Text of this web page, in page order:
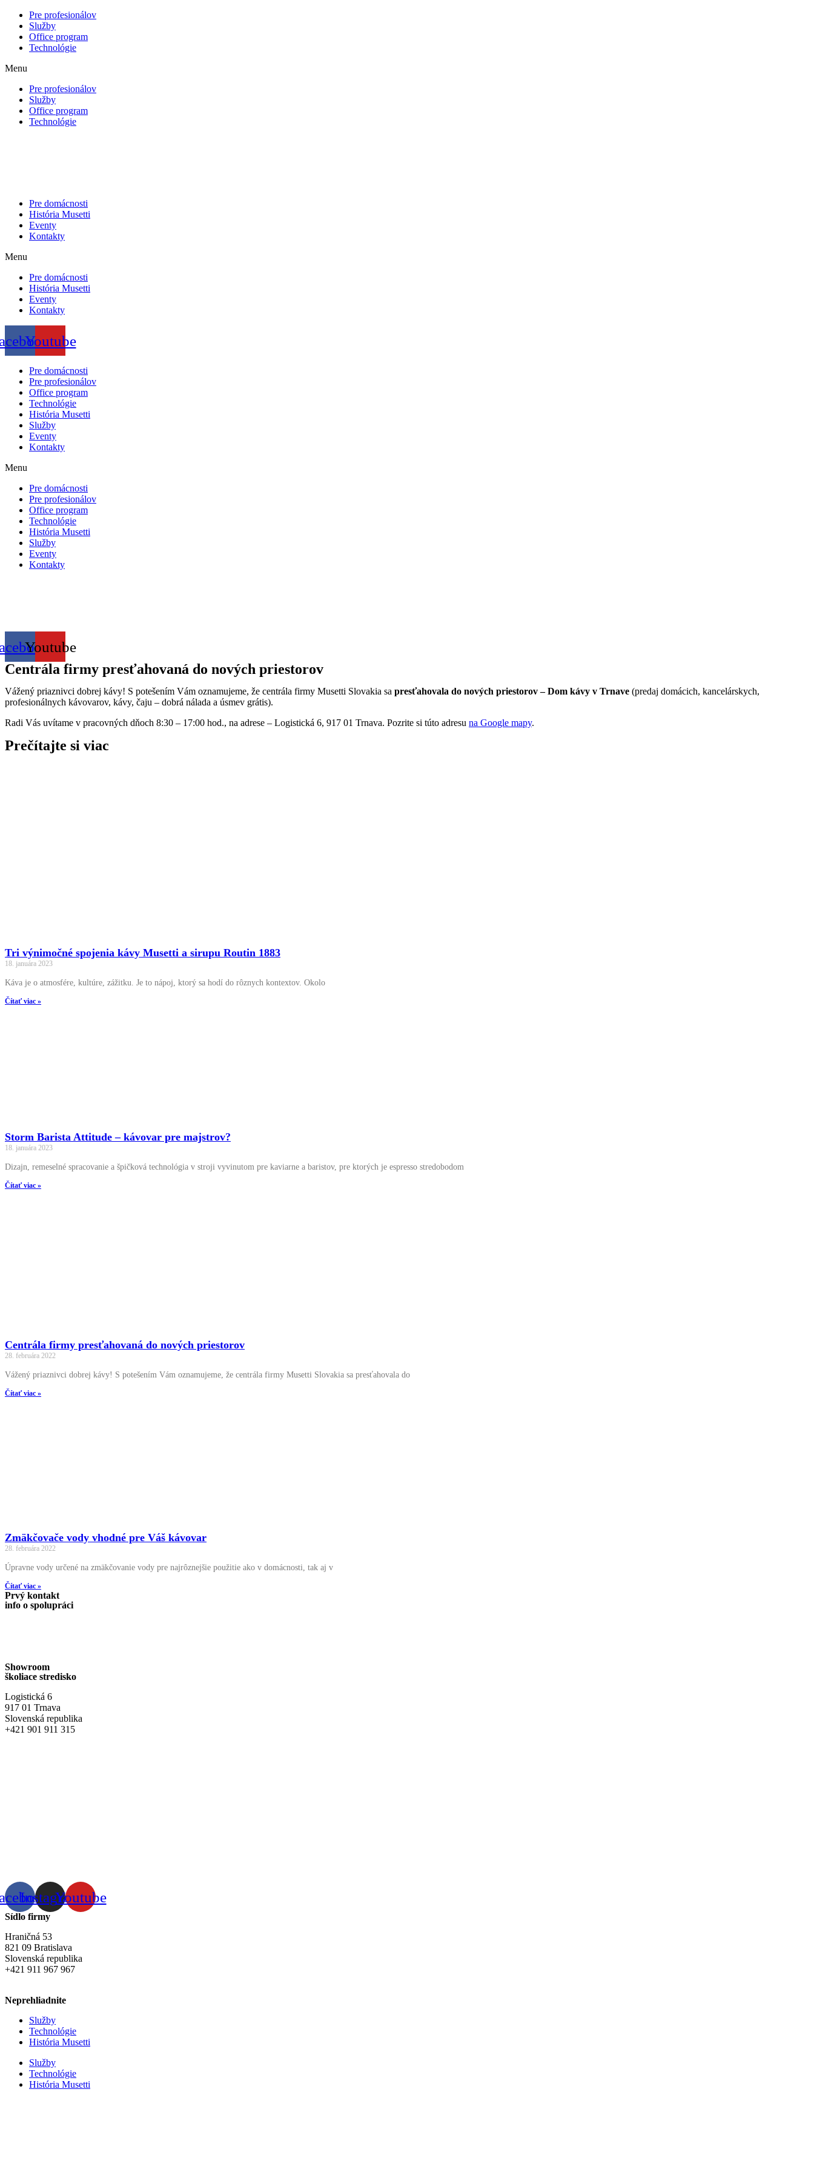
Pre profesionálov
Služby
Office program
Technológie
Menu
Pre profesionálov
Služby
Office program
Technológie
Pre domácnosti
História Musetti
Eventy
Kontakty
Menu
Pre domácnosti
História Musetti
Eventy
Kontakty
Youtube
Pre domácnosti
Pre profesionálov
Office program
Technológie
História Musetti
Služby
Eventy
Kontakty
Menu
Pre domácnosti
Pre profesionálov
Office program
Technológie
História Musetti
Služby
Eventy
Kontakty
Youtube
Centrála firmy presťahovaná do nových priestorov
Vážený priaznivci dobrej kávy! S potešením Vám oznamujeme, že centrála firmy Musetti Slovakia sa presťahovala do nových priestorov – Dom kávy v Trnave (predaj domácich, kancelárskych,
profesionálnych kávovarov, kávy, čaju – dobrá nálada a úsmev grátis).
Radi Vás uvítame v pracovných dňoch 8:30 – 17:00 hod., na adrese – Logistická 6, 917 01 Trnava. Pozrite si túto adresu na Google mapy.
Prečítajte si viac
Tri výnimočné spojenia kávy Musetti a sirupu Routin 1883
18. januára 2023
Káva je o atmosfére, kultúre, zážitku. Je to nápoj, ktorý sa hodí do rôznych kontextov. Okolo
Čítať viac »
Storm Barista Attitude – kávovar pre majstrov?
18. januára 2023
Dizajn, remeselné spracovanie a špičková technológia v stroji vyvinutom pre kaviarne a baristov, pre ktorých je espresso stredobodom
Čítať viac »
Centrála firmy presťahovaná do nových priestorov
28. februára 2022
Vážený priaznivci dobrej kávy! S potešením Vám oznamujeme, že centrála firmy Musetti Slovakia sa presťahovala do
Čítať viac »
Zmäkčovače vody vhodné pre Váš kávovar
28. februára 2022
Úpravne vody určené na zmäkčovanie vody pre najrôznejšie použitie ako v domácnosti, tak aj v
Čítať viac »
Prvý kontakt
info o spolupráci
Showroom
školiace stredisko
Logistická 6
917 01 Trnava
Slovenská republika
+421 901 911 315
InstagramYoutube
Sídlo firmy
Hraničná 53
821 09 Bratislava
Slovenská republika
+421 911 967 967
Neprehliadnite
Služby
Technológie
História Musetti
Služby
Technológie
História Musetti